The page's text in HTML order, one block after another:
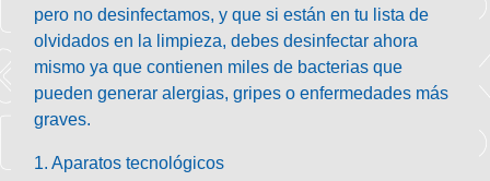
pero no desinfectamos, y que si están en tu lista de
olvidados en la limpieza, debes desinfectar ahora
mismo ya que contienen miles de bacterias que
pueden generar alergias, gripes o enfermedades más
graves.
1. Aparatos tecnológicos